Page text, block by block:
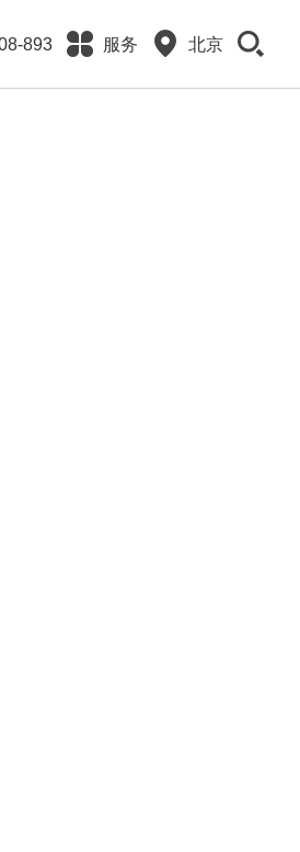
893 服务 北京